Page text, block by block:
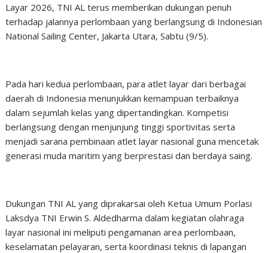
Layar 2026, TNI AL terus memberikan dukungan penuh
terhadap jalannya perlombaan yang berlangsung di Indonesian
National Sailing Center, Jakarta Utara, Sabtu (9/5).
Pada hari kedua perlombaan, para atlet layar dari berbagai
daerah di Indonesia menunjukkan kemampuan terbaiknya
dalam sejumlah kelas yang dipertandingkan. Kompetisi
berlangsung dengan menjunjung tinggi sportivitas serta
menjadi sarana pembinaan atlet layar nasional guna mencetak
generasi muda maritim yang berprestasi dan berdaya saing.
Dukungan TNI AL yang diprakarsai oleh Ketua Umum Porlasi
Laksdya TNI Erwin S. Aldedharma dalam kegiatan olahraga
layar nasional ini meliputi pengamanan area perlombaan,
keselamatan pelayaran, serta koordinasi teknis di lapangan